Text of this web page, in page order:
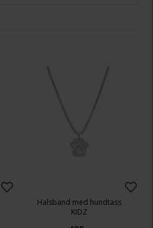
Halsband med hundtass
KIDZ